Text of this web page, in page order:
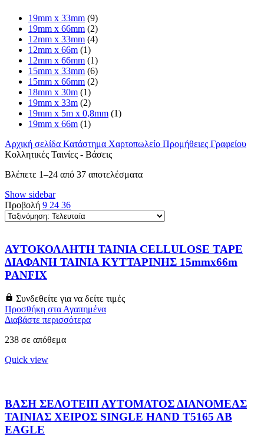
19mm x 33mm (9)
19mm x 66mm (2)
12mm x 33mm (4)
12mm x 66m (1)
12mm x 66mm (1)
15mm x 33mm (6)
15mm x 66mm (2)
18mm x 30m (1)
19mm x 33m (2)
19mm x 5m x 0,8mm (1)
19mm x 66m (1)
Αρχική σελίδα Κατάστημα Χαρτοπωλείο Προμήθειες Γραφείου
Κολλητικές Ταινίες - Βάσεις
Βλέπετε 1–24 από 37 αποτελέσματαSorted
Show sidebar
Προβολή 9 24 36
ΑΥΤΟΚΟΛΛΗΤΗ ΤΑΙΝΙΑ CELLULOSE TAPE
ΔΙΑΦΑΝΗ ΤΑΙΝΙΑ ΚΥΤΤΑΡΙΝΗΣ 15mmx66m
PANFIX
Συνδεθείτε για να δείτε τιμές
Προσθήκη στα Αγαπημένα
Διαβάστε περισσότερα
238 σε απόθεμα
Quick view
ΒΑΣΗ ΣΕΛΟΤΕΙΠ ΑΥΤΟΜΑΤΟΣ ΔΙΑΝΟΜΕΑΣ
ΤΑΙΝΙΑΣ ΧΕΙΡΟΣ SINGLE HAND T5165 AB
EAGLE